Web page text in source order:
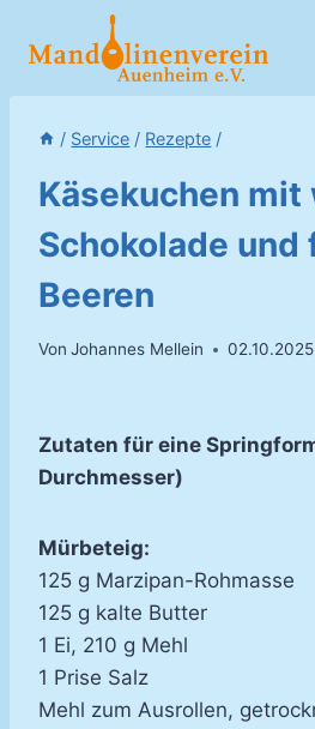
Inhalt
/ Service / Rezepte /
Käsekuchen mit
Schokolade und
Beeren
Von Johannes Mellein 02.10.2025
Zutaten für eine
Durchmesser)
Mürbeteig:
125 g Marzipan-Rohmasse
125 g kalte Butter
1 Ei, 210 g Mehl
1 Prise Salz
Mehl zum Ausrollen,